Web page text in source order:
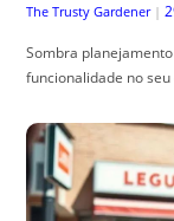
The Trusty Gardener |
Sombra
funcionalidade no